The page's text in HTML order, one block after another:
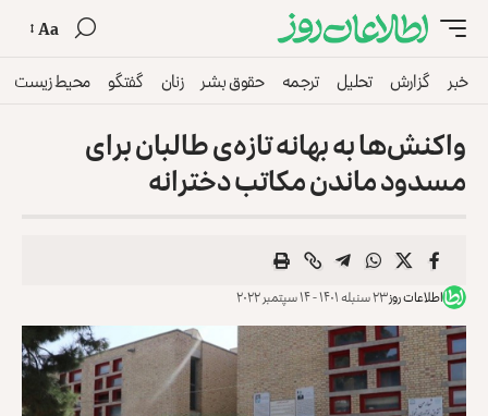
Aa
خبر گزارش تحلیل ترجمه حقوق بشر زنان گفتگو محیط زیست
واکنش‎‌ها به بهانه‌ تازه‌ی طالبان برای
مسدود ماندن مکاتب دخترانه
اطلاعات روز۲۳ سنبله ۱۴۰۱ - ۱۴ سپتمبر ۲۰۲۲